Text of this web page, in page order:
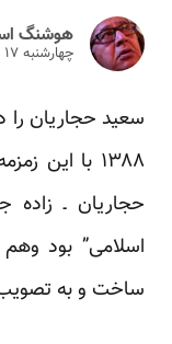
هوشنگ
چهارشنبه ۱۷ تير ۱۳۸۸
سعید حجاریان را
۱۳۸۸ با
حجاریان ـ زاده
اسلامی” بود وهم
ساخت و به